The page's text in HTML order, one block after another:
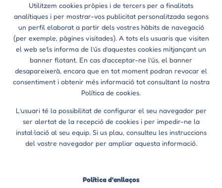
Utilitzem cookies pròpies i de tercers per a finalitats
analítiques i per mostrar-vos publicitat personalitzada segons
un perfil elaborat a partir dels vostres hàbits de navegació
(per exemple, pàgines visitades). A tots els usuaris que visiten
el web se’ls informa de l’ús d’aquestes cookies mitjançant un
banner flotant. En cas d’acceptar-ne l’ús, el banner
desapareixerà, encara que en tot moment podran revocar el
consentiment i obtenir més informació tot consultant la nostra
Política de cookies.
L’usuari té la possibilitat de configurar el seu navegador per
ser alertat de la recepció de cookies i per impedir-ne la
instal·lació al seu equip. Si us plau, consulteu les instruccions
del vostre navegador per ampliar aquesta informació.
Política d’enllaços